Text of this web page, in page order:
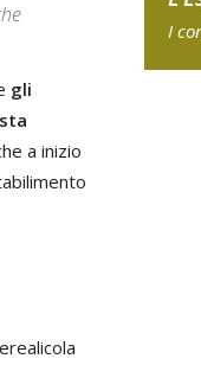
gli
a inizio
I